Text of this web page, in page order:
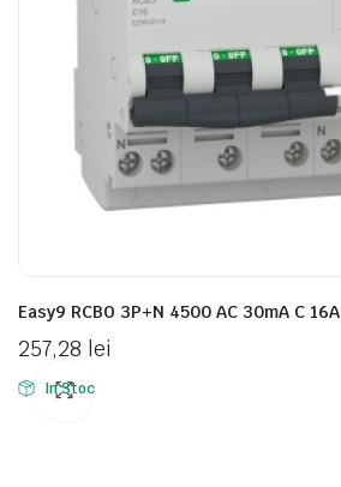
Easy9 RCBO 3P+N 4500 AC 30mA C 16A
257,28 lei
In Stoc